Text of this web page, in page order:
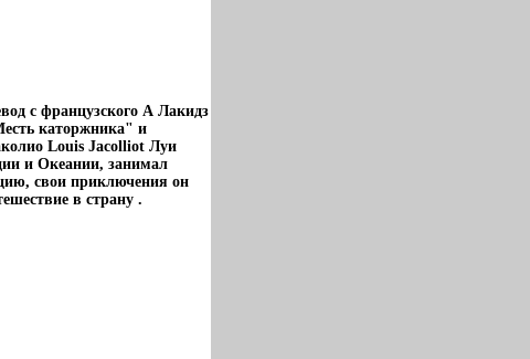
с французского А Лакидз
каторжника" и
Louis Jacolliot Луи
и Океании, занимал
свои приключения он
в страну .